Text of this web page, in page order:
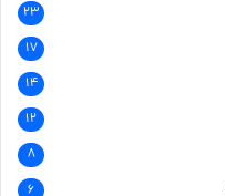
۲۳
۱۷
۱۴
۱۲
۸
۶